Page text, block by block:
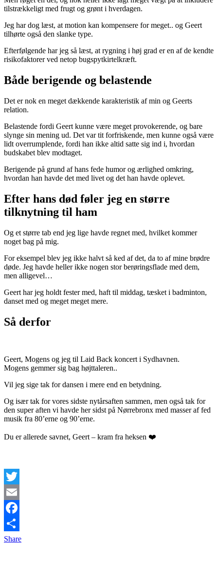
tilstrækkeligt med frugt og grønt i hverdagen.
Jeg har dog læst, at motion kan kompensere for meget.. og Geert
tilhørte også den slanke type.
Efterfølgende har jeg så læst, at rygning i høj grad er en af de kendte
risikofaktorer ved netop bugspytkirtelkræft.
Både berigende og belastende
Det er nok en meget dækkende karakteristik af min og Geerts
relation.
Belastende fordi Geert kunne være meget provokerende, og bare
slynge sin mening ud. Det var tit forfriskende, men kunne også være
lidt overrumplende, fordi han ikke altid satte sig ind i, hvordan
budskabet blev modtaget.
Berigende på grund af hans fede humor og ærlighed omkring,
hvordan han havde det med livet og det han havde oplevet.
Efter hans død føler jeg en større
tilknytning til ham
Og et større tab end jeg lige havde regnet med, hvilket kommer
noget bag på mig.
For eksempel blev jeg ikke halvt så ked af det, da to af mine brødre
døde. Jeg havde heller ikke nogen stor berøringsflade med dem,
men alligevel…
Geert har jeg holdt fester med, haft til middag, tæsket i badminton,
danset med og meget meget mere.
Så derfor
Geert, Mogens og jeg til Laid Back koncert i Sydhavnen.
Mogens gemmer sig bag højttaleren..
Vil jeg sige tak for dansen i mere end en betydning.
Og især tak for vores sidste nytårsaften sammen, men også tak for
den super aften vi havde her sidst på Nørrebronx med masser af fed
musik fra 80’erne og 90’erne.
Du er allerede savnet, Geert – kram fra heksen ❤️
Twitter
Email
Facebook
Share